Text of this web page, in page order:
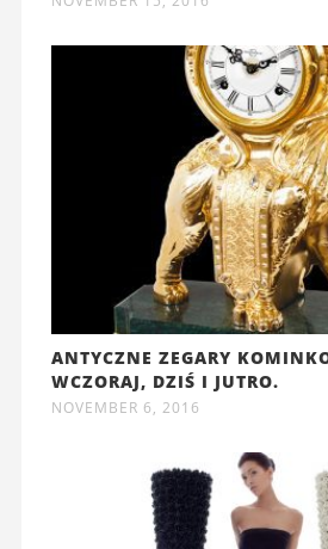
ANTYCZNE ZEGARY
WCZORAJ, DZIŚ I JUTRO.
NOVEMBER 6, 2016